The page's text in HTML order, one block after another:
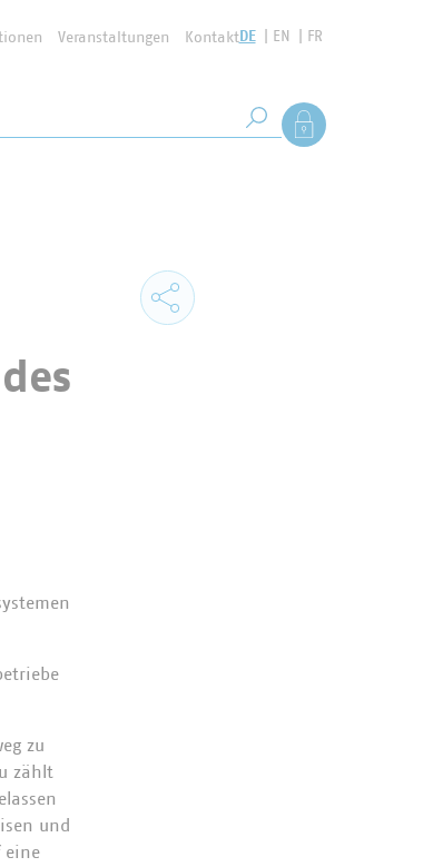
Veranstaltungen KontaktDE EN FR
Suche starten
Als Mitglied
zu
zählt
und
eine